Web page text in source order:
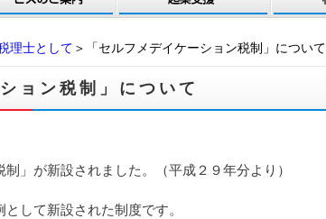
理士として ＞「セルフメデイケーション税制」について
ョン税制」について
制」が新設されました。（平成２９年分より）
して新設された制度です。